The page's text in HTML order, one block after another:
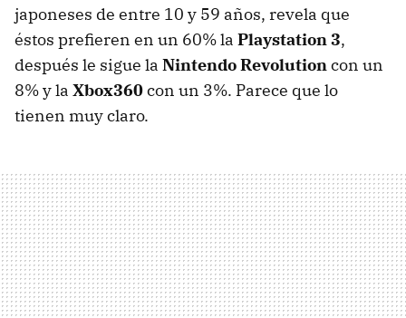
japoneses de entre 10 y 59 años, revela que
éstos prefieren en un 60% la Playstation 3,
después le sigue la Nintendo Revolutioncon un
8% y la Xbox360con un 3%. Parece que lo
tienen muy claro.